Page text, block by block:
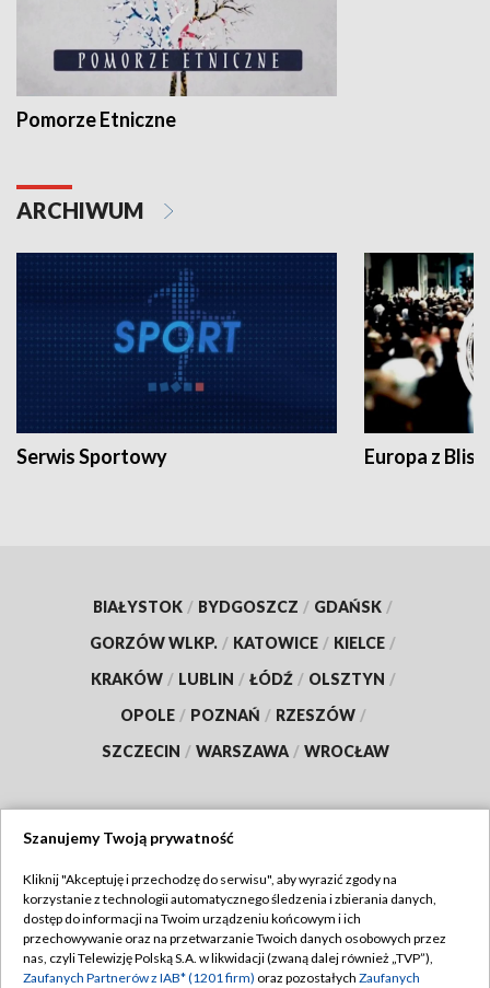
Pomorze Etniczne
ARCHIWUM
Serwis Sportowy Europa z
BIAŁYSTOK / BYDGOSZCZ / GDAŃSK /
GORZÓW WLKP. / KATOWICE / KIELCE /
KRAKÓW / LUBLIN / ŁÓDŹ / OLSZTYN /
OPOLE / POZNAŃ / RZESZÓW /
SZCZECIN / WARSZAWA / WROCŁAW
TVP
Abonament TVP
Emisja w TVP
Regulamin TVP
Polityka prywatności
Szanujemy Twoją prywatność
Kliknij "Akceptuję i przechodzę do serwisu", aby wyrazić zgody na
korzystanie z technologii automatycznego śledzenia i zbierania danych,
dostęp do informacji na Twoim urządzeniu końcowym i ich
przechowywanie oraz na przetwarzanie Twoich danych osobowych przez
nas, czyli Telewizję Polską S.A. w likwidacji (zwaną dalej również „TVP”),
Zaufanych Partnerów z IAB* (1201 firm) oraz pozostałych Zaufanych